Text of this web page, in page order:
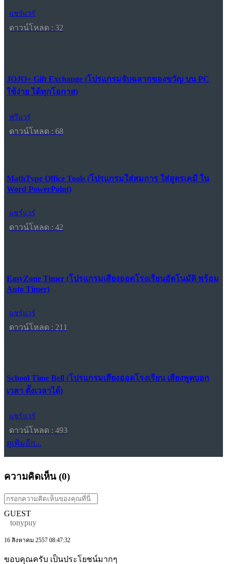
แชร์แวร์
ดาวน์โหลด : 32
JOJO+ Gift Exchange (โปรแกรมจับฉลากของขวัญ บน PC
ใช้ง่าย ได้ทุกโอกาส)
ฟรีแวร์
ดาวน์โหลด : 68
MathType Office Tools (โปรแกรมใส่สมการ ใส่สูตรเคมี ใน
Word PowerPoint)
แชร์แวร์
ดาวน์โหลด : 42
EasyZone Timer (โปรแกรมเสียงออดโรงเรียนอัตโนมัติ พร้อม
Auto Timer)
แชร์แวร์
ดาวน์โหลด : 211
School Time Bell (โปรแกรมเสียงออดโรงเรียน เสียงพูดบอก
เวลา ตั้งเวลาได้)
แชร์แวร์
ดาวน์โหลด : 493
ดูเพิ่มอีก...
ความคิดเห็น (0)
GUEST
tonypuy
16 สิงหาคม 2557 08:47:32
ขอบคุณครับ เป็นประโยชน์มากๆ